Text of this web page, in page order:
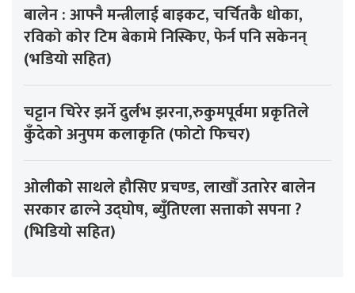
बालेन : आफ्नै मन्त्रीलाई बाइकट, चर्चितकै धोका,
रविको कोर टिम बेकामे निस्किए, फेर्न पनि सकेनन्
(भडियो सहित)
चट्टान चिरेर झर्ने दुर्लभ झरना,रुकुमपूर्वमा प्रकृतिले
कुँदेको अनुपम कलाकृति (फोटो फिचर)
ओलीको साथले हौसिए प्रचण्ड, लाखौँ उतारेर बालेन
सरकार ढाल्ने उद्घोष, ब्युँतिएला सत्ताको सपना ?
(भिडियो सहित)